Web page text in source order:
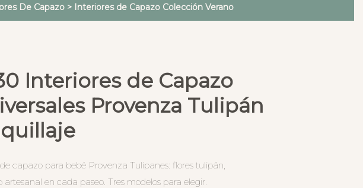
De Capazo> Interiores de Capazo Colección Verano
Interiores de Capazo
Provenza Tulipán
capazo para bebé Provenza Tulipanes: flores tulipán,
artesanal en cada paseo. Tres modelos para elegir.